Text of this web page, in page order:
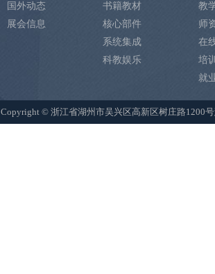
国外动态
展会信息
书籍教材
核心部件
系统集成
科教娱乐
教
师
在
培
就
Copyright © 浙江省湖州市吴兴区高新区树庄路